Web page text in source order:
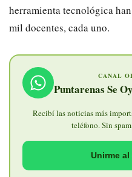
herramienta tecnológica
mil docentes, cada uno.
CANAL
Puntarenas Se
Recibí las noticias más
teléfono. Sin
Unirme